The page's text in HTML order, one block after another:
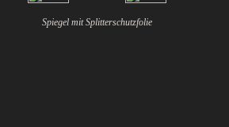
Spiegel mit Splitterschutzfolie